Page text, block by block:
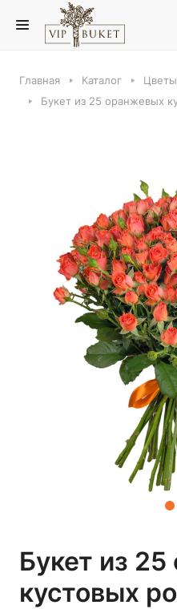
Главная Каталог Цветы
Букет из 25 оранжевых
Букет из
кустовых